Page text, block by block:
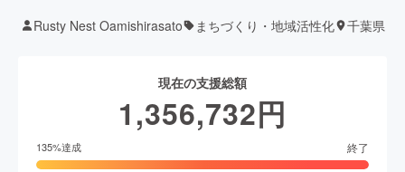
Rusty Nest Oamishirasato まちづくり・地域活性化 千葉県
現在の支援総額
1,356,732円
135%達成 終了